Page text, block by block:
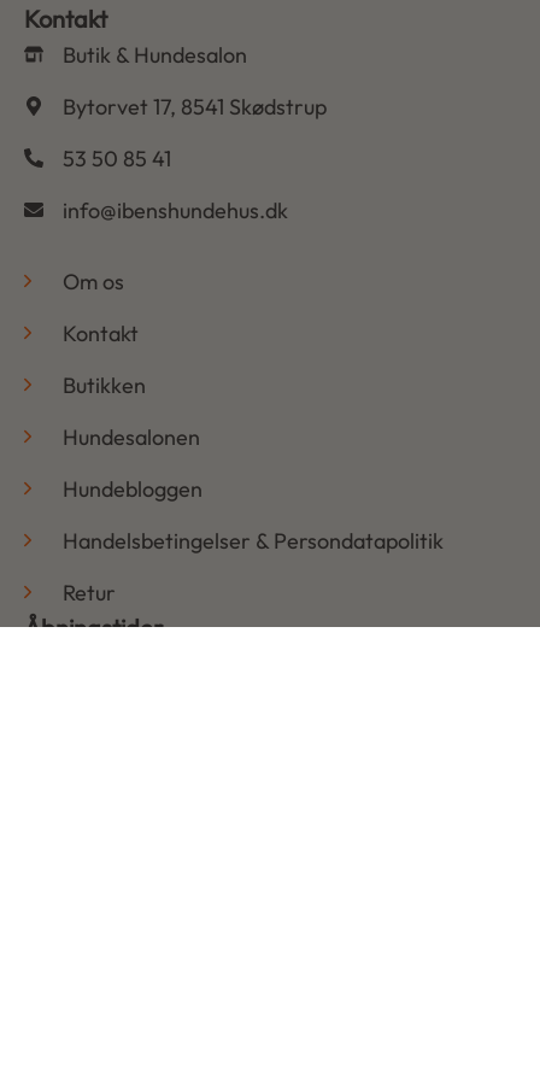
Kontakt
Butik & Hundesalon
Bytorvet 17, 8541 Skødstrup
53 50 85 41
info@ibenshundehus.dk
Om os
Kontakt
Butikken
Hundesalonen
Hundebloggen
Handelsbetingelser & Persondatapolitik
Retur
Åbningstider